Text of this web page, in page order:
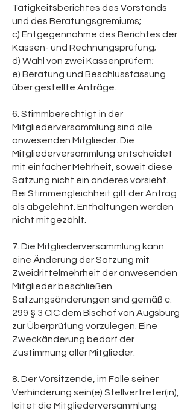
Tätigkeitsberichtes des Vorstands
und des Beratungsgremiums;
c) Entgegennahme des Berichtes der
Kassen- und Rechnungsprüfung;
d) Wahl von zwei Kassenprüfern;
e) Beratung und Beschlussfassung
über gestellte Anträge.
6. Stimmberechtigt in der
Mitgliederversammlung sind alle
anwesenden Mitglieder. Die
Mitgliederversammlung entscheidet
mit einfacher Mehrheit, soweit diese
Satzung nicht ein anderes vorsieht.
Bei Stimmengleichheit gilt der Antrag
als abgelehnt. Enthaltungen werden
nicht mitgezählt.
7. Die Mitgliederversammlung kann
eine Änderung der Satzung mit
Zweidrittelmehrheit der anwesenden
Mitglieder beschließen.
Satzungsänderungen sind gemäß c.
299 § 3 CIC dem Bischof von Augsburg
zur Überprüfung vorzulegen. Eine
Zweckänderung bedarf der
Zustimmung aller Mitglieder.
8. Der Vorsitzende, im Falle seiner
Verhinderung sein(e) Stellvertreter(in),
leitet die Mitgliederversammlung